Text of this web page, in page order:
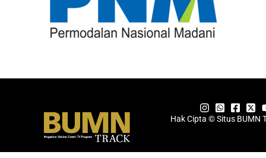
Hak Cipta © Situs BUMN